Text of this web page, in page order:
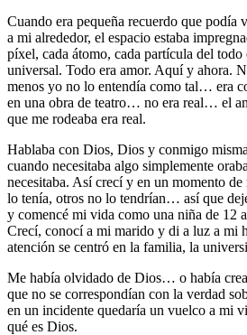
Cuando era pequeña recuerdo que podía
a mi alrededor, el espacio estaba
píxel, cada átomo, cada partícula del todo
universal. Todo era amor. Aquí y ahora.
menos yo no lo entendía como tal… era
en una obra de teatro… no era real… el
que me rodeaba era real.
Hablaba con Dios, Dios y conmigo
cuando necesitaba algo simplemente
necesitaba. Así crecí y en un momento
lo tenía, otros no lo tendrían… así que
y comencé mi vida como una niña de 12
Crecí, conocí a mi marido y di a luz a mi
atención se centró en la familia, la
Me había olvidado de Dios… o había
que no se correspondían con la verdad
en un incidente quedaría un vuelco a mi
qué es Dios.